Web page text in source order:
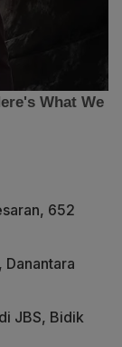
652
Danantara
JBS, Bidik